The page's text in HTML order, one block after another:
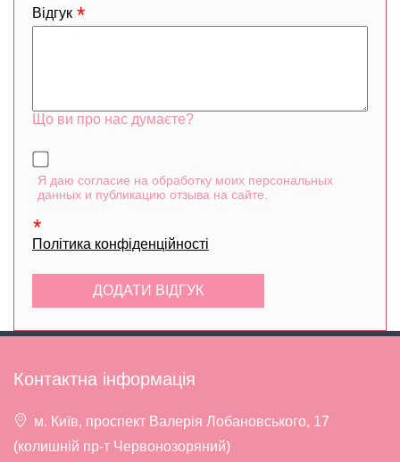
Відгук
Що ви про нас думаєте?
Я даю согласие на обработку моих персональных
данных и публикацию отзыва на сайте.
Політика конфіденційності
Контактна інформація
м. Київ, проспект Валерія Лобановського, 17
(колишній пр-т Червонозоряний)